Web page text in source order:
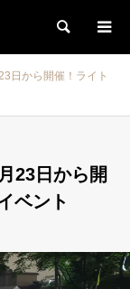
検索
日から開催！ライト
23日から開
ベント